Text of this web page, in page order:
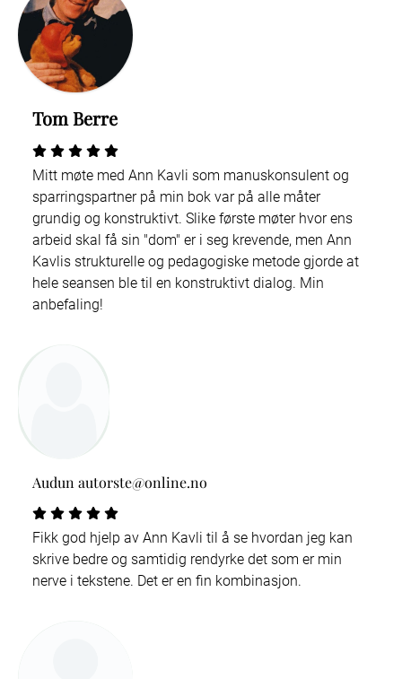
Tom Berre
Mitt møte med Ann Kavli som manuskonsulent og
sparringspartner på min bok var på alle måter
grundig og konstruktivt. Slike første møter hvor ens
arbeid skal få sin "dom" er i seg krevende, men Ann
Kavlis strukturelle og pedagogiske metode gjorde at
hele seansen ble til en konstruktivt dialog. Min
anbefaling!
Audun autorste@online.no
Fikk god hjelp av Ann Kavli til å se hvordan jeg kan
skrive bedre og samtidig rendyrke det som er min
nerve i tekstene. Det er en fin kombinasjon.